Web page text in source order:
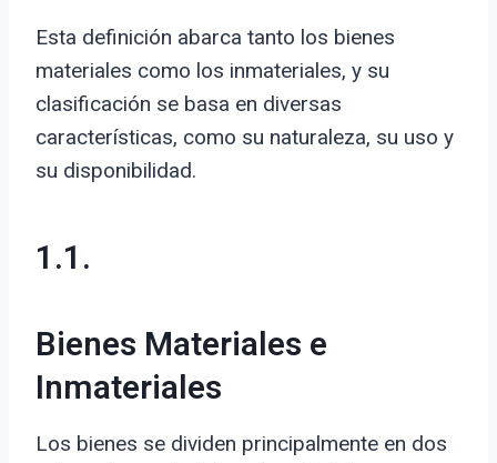
Esta definición abarca tanto los bienes
materiales como los inmateriales, y su
clasificación se basa en diversas
características, como su naturaleza, su uso y
su disponibilidad.
1.1.
Bienes Materiales e
Inmateriales
Los bienes se dividen principalmente en dos